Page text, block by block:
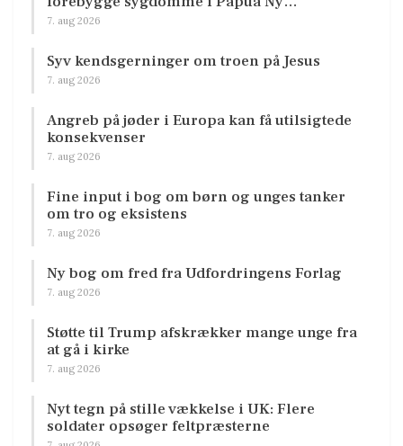
7. aug 2026
Syv kendsgerninger om troen på Jesus
7. aug 2026
Angreb på jøder i Europa kan få utilsigtede
konsekvenser
7. aug 2026
Fine input i bog om børn og unges tanker
om tro og eksistens
7. aug 2026
Ny bog om fred fra Udfordringens Forlag
7. aug 2026
Støtte til Trump afskrækker mange unge fra
at gå i kirke
7. aug 2026
Nyt tegn på stille vækkelse i UK: Flere
soldater opsøger feltpræsterne